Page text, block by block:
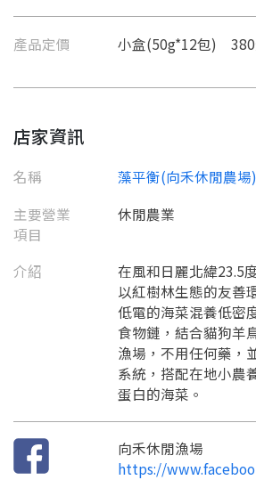
產品定價 小盒(50g*12包)
店家資訊
名稱
藻平衡(向禾休閒農場)
主要營業
項目
休閒農業
介紹
在風和日麗北緯23.5
以紅樹林生態的友善
低電的海菜混養低密
食物鏈，結合貓狗羊
漁場，不用任何藥，
系統，搭配在地小農
蛋白的海菜。
向禾休閒漁場
https://
註冊完成
要申請新產品嗎
要看申請秘笈嗎